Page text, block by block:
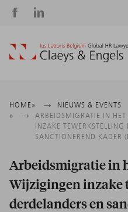
Social
Kruimelpad
HOME
NIEUWS & EVENTS
ARBEIDSMIGRATIE IN
INZAKE TEWERKSTELLING
SANCTIONEREND KADER
Arbeidsmigratie in
Wijzigingen inzake
derdelanders en